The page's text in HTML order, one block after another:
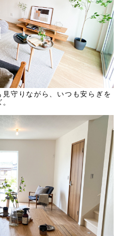
守りながら、いつも安らぎを